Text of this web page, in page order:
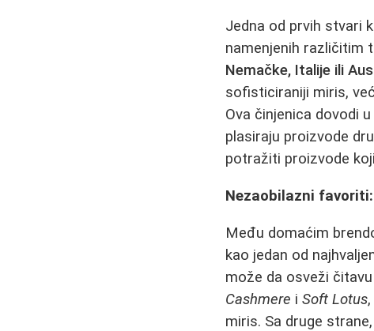
Jedna od prvih stvari
namenjenih različitim
Nemačke, Italije ili
sofisticiraniji miris,
Ova činjenica dovodi
plasiraju proizvode
potražiti proizvode
Nezaobilazni favoriti:
Među domaćim
kao jedan od
može da osveži
Cashmere iSoft Lotus
miris. Sa druge strane,